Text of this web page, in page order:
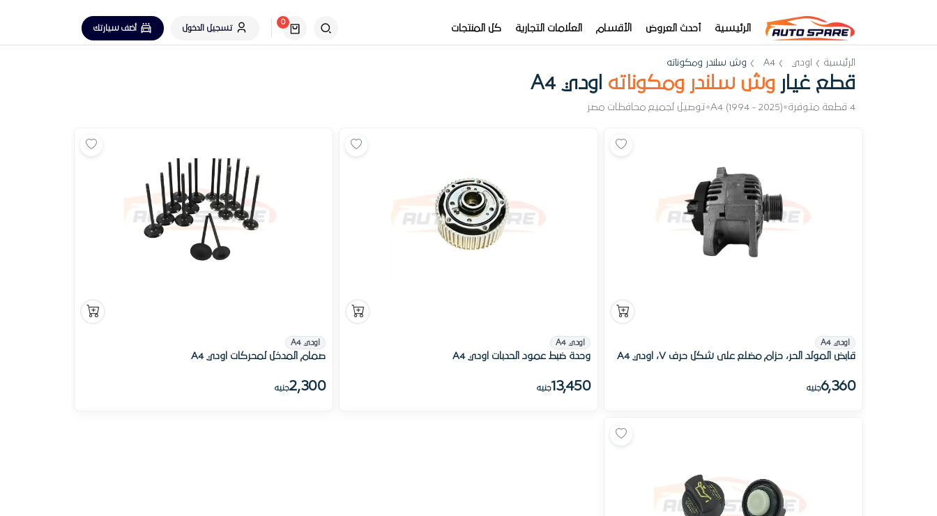
الرئيسية أحدث العروض الأقسام العلامات التجارية كل المنتجات
0
تسجيل الدخول
أضف سيارتك
الرئيسية اودي A4 وش سلندر ومكوناته
قطع غيار وش سلندر ومكوناته اودي A4
4 قطعة متوفرة •
A4 (1994 - 2025)
•توصيل لجميع محافظات مصر
اودي A4
قابض المولد الحر، حزام مضلع على شكل حرف V، اودي A4
6,360جنيه
اودي A4
وحدة ضبط عمود الحدبات اودي A4
13,450جنيه
اودي A4
صمام المدخل لمحركات اودي A4
2,300جنيه